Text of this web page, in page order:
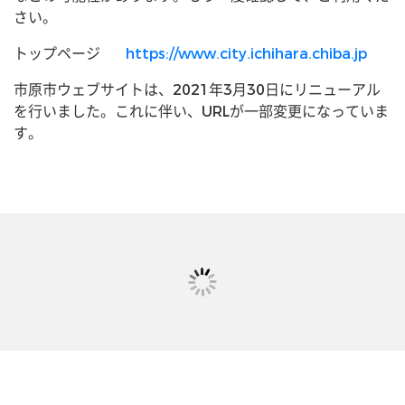
さい。
トップページ https://www.city.ichihara.chiba.jp
市原市ウェブサイトは、2021年3月30日にリニューアル
を行いました。これに伴い、URLが一部変更になっていま
す。